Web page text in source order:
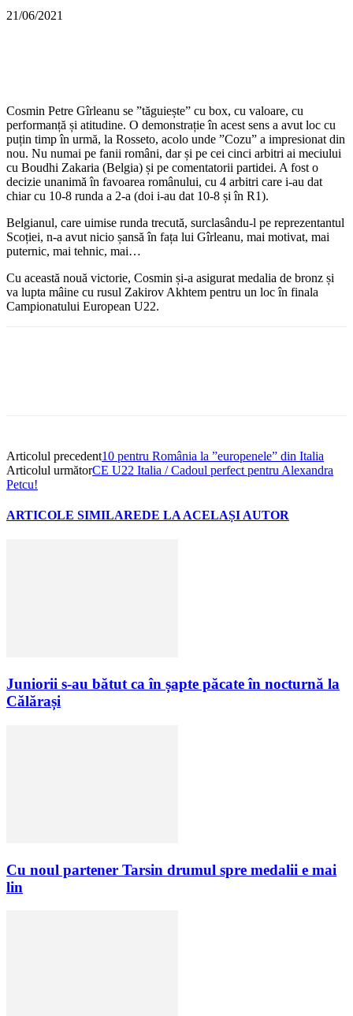
21/06/2021
Cosmin Petre Gîrleanu se ”tăguiește” cu box, cu valoare, cu
performanță și atitudine. O demonstrație în acest sens a avut loc cu
puțin timp în urmă, la Rosseto, acolo unde ”Cozu” a impresionat din
nou. Nu numai pe fanii români, dar și pe cei cinci arbitri ai meciului
cu Boudhi Zakaria (Belgia) și pe comentatorii partidei. A fost o
decizie unanimă în favoarea românului, cu 4 arbitri care i-au dat
chiar cu 10-8 runda a 2-a (doi i-au dat 10-8 și în R1).
Belgianul, care uimise runda trecută, surclasându-l pe reprezentantul
Scoției, n-a avut nicio șansă în fața lui Gîrleanu, mai motivat, mai
puternic, mai tehnic, mai…
Cu această nouă victorie, Cosmin și-a asigurat medalia de bronz și
va lupta mâine cu rusul Zakirov Akhtem pentru un loc în finala
Campionatului European U22.
Articolul precedent10 pentru România la ”europenele” din Italia
Articolul următorCE U22 Italia / Cadoul perfect pentru Alexandra
Petcu!
ARTICOLE SIMILAREDE LA ACELAȘI AUTOR
Juniorii s-au bătut ca în șapte păcate în nocturnă la
Călărași
Cu noul partener Tarsin drumul spre medalii e mai
lin